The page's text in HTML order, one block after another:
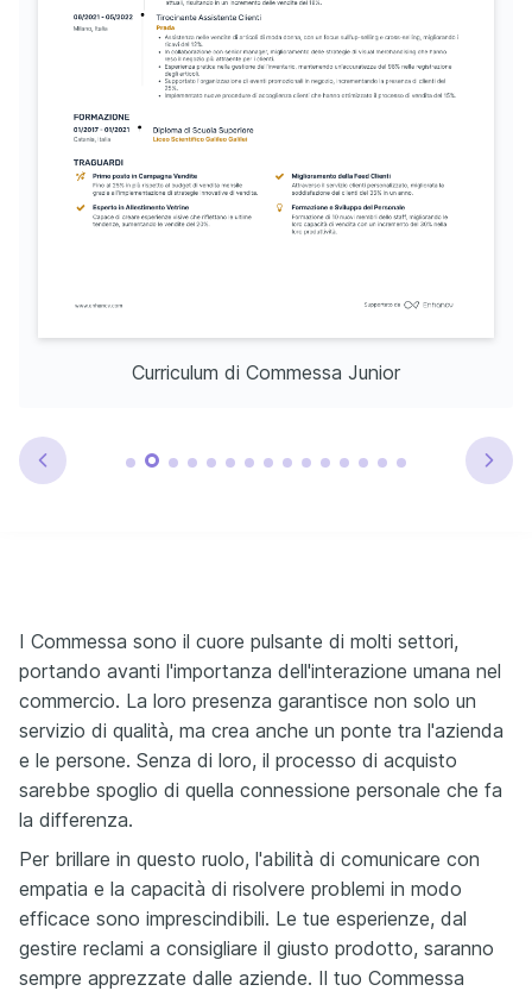
Curriculum di Commessa Junior
I Commessa sono il cuore pulsante di molti settori,
portando avanti l'importanza dell'interazione umana nel
commercio. La loro presenza garantisce non solo un
servizio di qualità, ma crea anche un ponte tra l'azienda
e le persone. Senza di loro, il processo di acquisto
sarebbe spoglio di quella connessione personale che fa
la differenza.
Per brillare in questo ruolo, l'abilità di comunicare con
empatia e la capacità di risolvere problemi in modo
efficace sono imprescindibili. Le tue esperienze, dal
gestire reclami a consigliare il giusto prodotto, saranno
sempre apprezzate dalle aziende. Il tuo Commessa